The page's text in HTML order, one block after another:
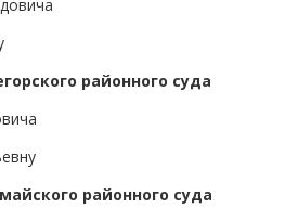
районного суда
районного суда